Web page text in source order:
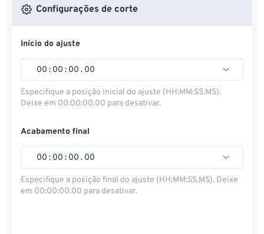
Configurações de corte
Início do ajuste
00 : 00 : 00 . 00
Especifique a posição inicial do ajuste (HH:MM:SS.MS).
Deixe em 00:00:00.00 para desativar.
Acabamento final
00 : 00 : 00 . 00
Especifique a posição final do ajuste (HH:MM:SS.MS). Deixe
em 00:00:00.00 para desativar.